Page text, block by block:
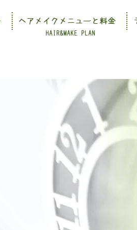
HAIR&MAKE PLAN
ヘアメイクメニューと料金